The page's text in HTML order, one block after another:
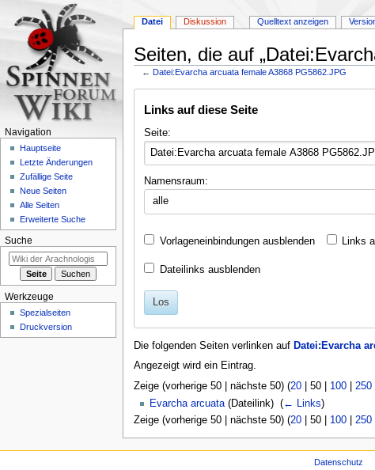
Seiten, die auf
← Datei:Evarcha arcuata female A3868 PG5862.JPG
Navigation
Suche
Links auf diese Seite
Seite:
Namensraum:
alle
Vorlageneinbindungen ausblenden Links
Dateilinks ausblenden
Los
Die folgenden Seiten verlinken auf Datei:Evarcha
Angezeigt wird ein Eintrag.
Zeige (vorherige 50| nächste 50) (20| 50| 100| 250|
Evarcha arcuata(Dateilink) ‎ (← Links)
Zeige (vorherige 50| nächste 50) (20| 50| 100| 250|
Datei Diskussion Quelltext anzeigen
Navigation
Hauptseite
Letzte Änderungen
Zufällige Seite
Neue Seiten
Alle Seiten
Erweiterte Suche
Suche
Werkzeuge
Spezialseiten
Druckversion
Datenschutz